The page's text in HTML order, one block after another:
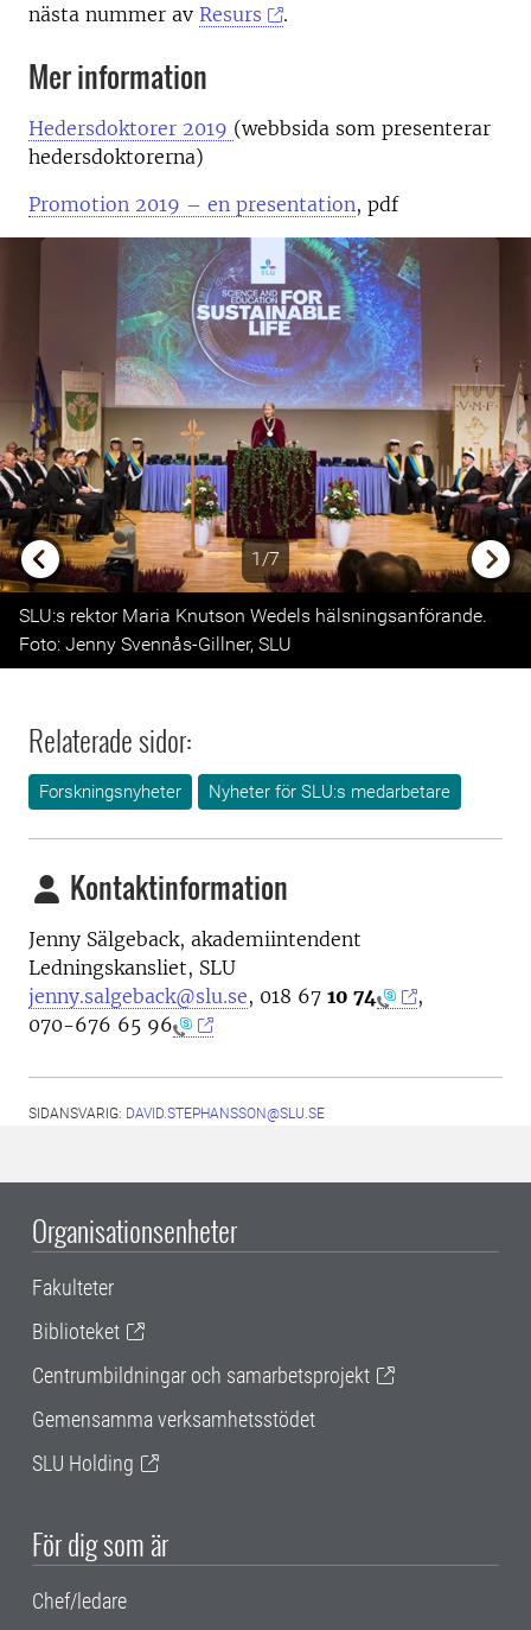
nästa nummer av Resurs .
Mer information
Hedersdoktorer 2019 (webbsida som presenterar
hedersdoktorerna)
Promotion 2019 – en presentation, pdf
1/7
Previous
SLU:s rektor Maria Knutson Wedels hälsningsanförande.
Foto: Jenny Svennås-Gillner, SLU
Relaterade sidor:
Forskningsnyheter Nyheter för SLU:s medarbetare
Kontaktinformation
Jenny Sälgeback, akademiintendent
Ledningskansliet, SLU
jenny.salgeback@slu.se, 018 67 10 74
,
070-676 65 96
SIDANSVARIG: DAVID.STEPHANSSON@SLU.SE
Organisationsenheter
Fakulteter
Biblioteket
Centrumbildningar och samarbetsprojekt
Gemensamma verksamhetsstödet
SLU Holding
För dig som är
Chef/ledare